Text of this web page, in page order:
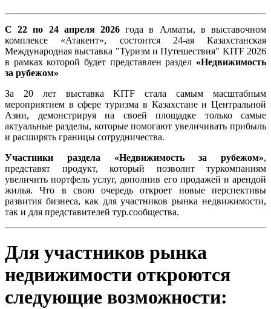
C 22 по 24 апреля 2026 года в Алматы, в выставочном
комплексе «Атакент», состоится 24-ая Казахстанская
Международная выставка "Туризм и Путешествия" KITF 2026
в рамках которой будет представлен раздел «Недвижимость
за рубежом»
За 20 лет выставка KITF стала самым масштабным
мероприятием в сфере туризма в Казахстане и Центральной
Азии, демонстрируя на своей площадке только самые
актуальные разделы, которые помогают увеличивать прибыль
и расширять границы сотрудничества.
Участники раздела «Недвижимость за рубежом»,
представят продукт, который позволит туркомпаниям
увеличить портфель услуг, дополнив его продажей и арендой
жилья. Что в свою очередь откроет новые перспективы
развития бизнеса, как для участников рынка недвижимости,
так и для представителей тур.сообщества.
Для участников рынка
недвижимости откроются
следующие возможности: